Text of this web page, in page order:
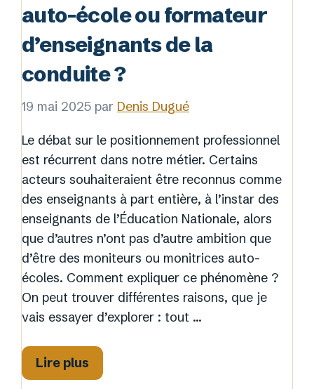
auto-école ou formateur
d’enseignants de la
conduite ?
19 mai 2025 par Denis Dugué
Le débat sur le positionnement professionnel
est récurrent dans notre métier. Certains
acteurs souhaiteraient être reconnus comme
des enseignants à part entière, à l’instar des
enseignants de l’Éducation Nationale, alors
que d’autres n’ont pas d’autre ambition que
d’être des moniteurs ou monitrices auto-
écoles. Comment expliquer ce phénomène ?
On peut trouver différentes raisons, que je
vais essayer d’explorer : tout …
Lire plus